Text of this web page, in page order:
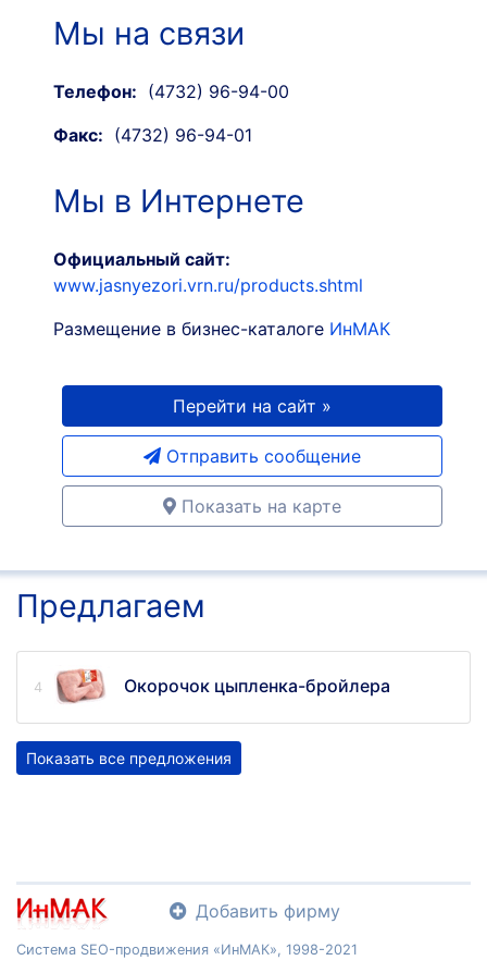
Мы на связи
Телефон: (4732) 96-94-00
Факс: (4732) 96-94-01
Мы в Интернете
Официальный сайт:
www.jasnyezori.vrn.ru/products.shtml
Размещение в бизнес-каталоге ИнМАК
Перейти на сайт »
Отправить сообщение
Показать на карте
Предлагаем
Окорочок цыпленка-бройлера
Показать все предложения
Добавить фирму
Система SEO-продвижения «ИнМАК», 1998-2021